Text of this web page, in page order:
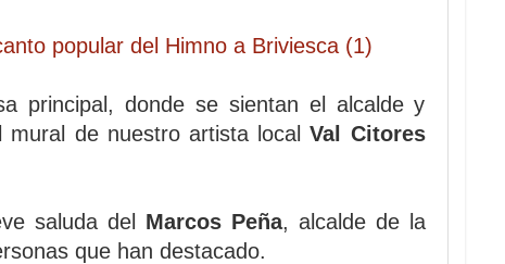
principal, donde se sientan el alcalde y
mural de nuestro artista localVal Citores
saluda del Marcos Peña, alcalde de la
que han destacado.